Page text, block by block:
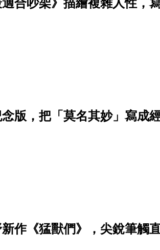
合吵架》描繪複雜人性，
版，把「莫名其妙」寫成
作《猛獸們》，尖銳筆觸